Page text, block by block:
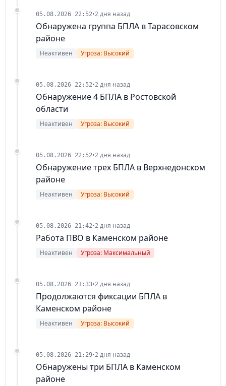
05.08.2026 22:52•2 дня назад
Обнаружена группа БПЛА в Тарасовском
районе
Неактивен Угроза: Высокий
05.08.2026 22:52•2 дня назад
Обнаружение 4 БПЛА в Ростовской
области
Неактивен Угроза: Высокий
05.08.2026 22:52•2 дня назад
Обнаружение трех БПЛА в Верхнедонском
районе
Неактивен Угроза: Высокий
05.08.2026 21:42•2 дня назад
Работа ПВО в Каменском районе
Неактивен Угроза: Максимальный
05.08.2026 21:33•2 дня назад
Продолжаются фиксации БПЛА в
Каменском районе
Неактивен Угроза: Высокий
05.08.2026 21:29•2 дня назад
Обнаружены три БПЛА в Каменском
районе